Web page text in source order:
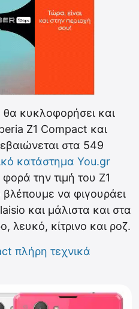
κυκλοφορήσει και
Z1 Compact και
στα 549
κατάστημα You.gr
την τιμή του Z1
να φιγουράει
και μάλιστα και στα
λευκό, κίτρινο και ροζ.
πλήρη τεχνικά